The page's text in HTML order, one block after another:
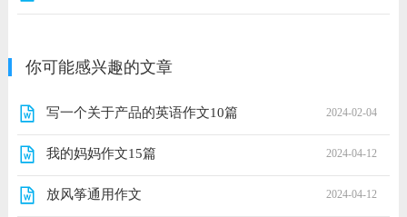
你可能感兴趣的文章
写一个关于产品的英语作文10篇 2024-02-04
我的妈妈作文15篇 2024-04-12
放风筝通用作文 2024-04-12